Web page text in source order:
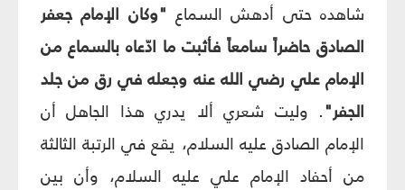
شاهده حتى أدهش السماع "وكان الإمام جعفر
الصادق حاضراً سامعاً فأثبت ما ادّعاه بالسماع من
الإمام علي رضي الله عنه وجعله في رق من جلد
الجفر". وليت شعري ألا يدري هذا الجاهل أن
الإمام الصادق عليه السلام، يقع في الرتبة الثالثة
من أحفاد الإمام علي عليه السلام، وأن بين